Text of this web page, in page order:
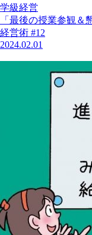
学級経営
「最後の授業参観
経営術 #12
2024.02.01